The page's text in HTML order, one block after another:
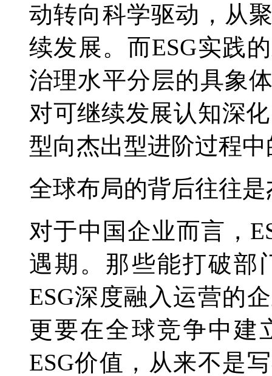
动转向科学驱动，从
续发展。而ESG实践
治理水平分层的具象
对可继续发展认知深
型向杰出型进阶过程
全球布局的背后往往
对于中国企业而言，
遇期。那些能打破部
ESG深度融入运营的
更要在全球竞争中建
ESG价值，从来不是